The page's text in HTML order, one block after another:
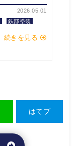
2026.05.01
鉄部塗装
続きを見る
はてブ